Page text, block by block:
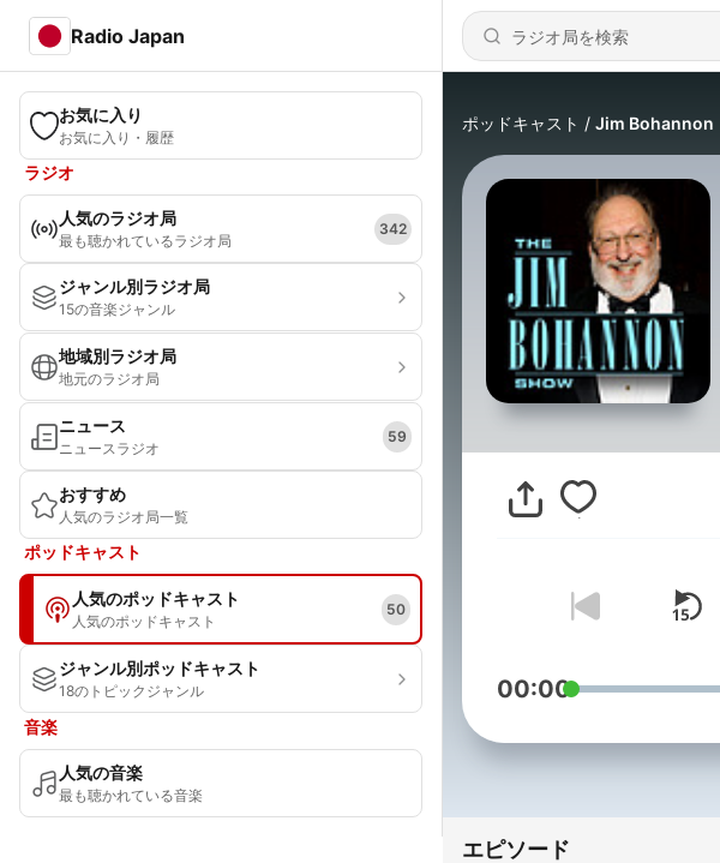
Radio Japan
お気に入り
お気に入り・履歴
ラジオ
人気のラジオ局
最も聴かれているラジオ局
342
ジャンル別ラジオ局
15の音楽ジャンル
地域別ラジオ局
地元のラジオ局
ニュース
ニュースラジオ
59
おすすめ
人気のラジオ局一覧
ポッドキャスト
人気のポッドキャスト
人気のポッドキャスト
50
ジャンル別ポッドキャスト
18のトピックジャンル
音楽
人気の音楽
最も聴かれている音楽
ポッドキャスト Jim Bohannon
00:00
エピソード